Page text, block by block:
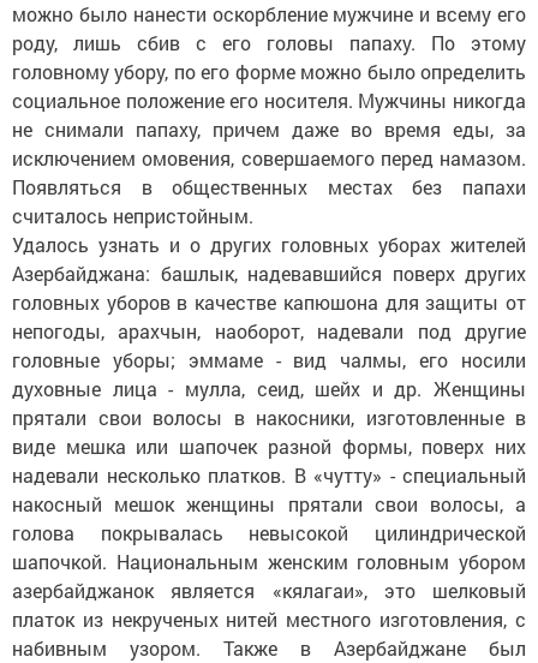
можно было нанести оскорбление мужчине и всему его
роду, лишь сбив с его головы папаху. По этому
головному убору, по его форме можно было определить
социальное положение его носителя. Мужчины никогда
не снимали папаху, причем даже во время еды, за
исключением омовения, совершаемого перед намазом.
Появляться в общественных местах без папахи
считалось непристойным.
Удалось узнать и о других головных уборах жителей
Азербайджана: башлык, надевавшийся поверх других
головных уборов в качестве капюшона для защиты от
непогоды, арахчын, наоборот, надевали под другие
головные уборы; эммаме - вид чалмы, его носили
духовные лица - мулла, сеид, шейх и др. Женщины
прятали свои волосы в накосники, изготовленные в
виде мешка или шапочек разной формы, поверх них
надевали несколько платков. В «чутту» - специальный
накосный мешок женщины прятали свои волосы, а
голова покрывалась невысокой цилиндрической
шапочкой. Национальным женским головным убором
азербайджанок является «кялагаи», это шелковый
платок из некрученых нитей местного изготовления, с
набивным узором. Также в Азербайджане был